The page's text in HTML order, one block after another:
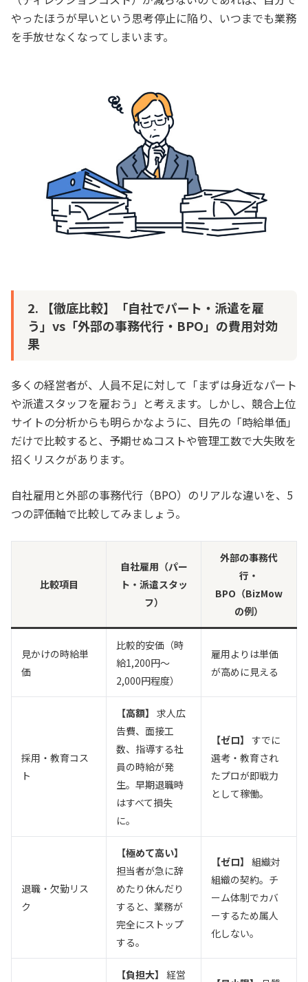
やったほうが早いという思考停止に陥り、いつまでも業務
を手放せなくなってしまいます。
2. 【徹底比較】「自社でパート・派遣を雇
う」vs「外部の事務代行・BPO」の費用対効
果
多くの経営者が、人員不足に対して「まずは身近なパート
や派遣スタッフを雇おう」と考えます。しかし、競合上位
サイトの分析からも明らかなように、目先の「時給単価」
だけで比較すると、予期せぬコストや管理工数で大失敗を
招くリスクがあります。
自社雇用と外部の事務代行（BPO）のリアルな違いを、5
つの評価軸で比較してみましょう。
比較項目
自社雇用（パー
ト・派遣スタッ
フ）
外部の事務代
行・
BPO（BizMow
の例）
見かけの時給単
価
比較的安価（時
給1,200円〜
2,000円程度）
雇用よりは単価
が高めに見える
採用・教育コス
ト
【高額】 求人広
告費、面接工
数、指導する社
員の時給が発
生。早期退職時
はすべて損失
に。
【ゼロ】 すでに
選考・教育され
たプロが即戦力
として稼働。
退職・欠勤リス
ク
【極めて高い】
担当者が急に辞
めたり休んだり
すると、業務が
完全にストップ
する。
【ゼロ】 組織対
組織の契約。チ
ーム体制でカバ
ーするため属人
化しない。
【負担大】 経営